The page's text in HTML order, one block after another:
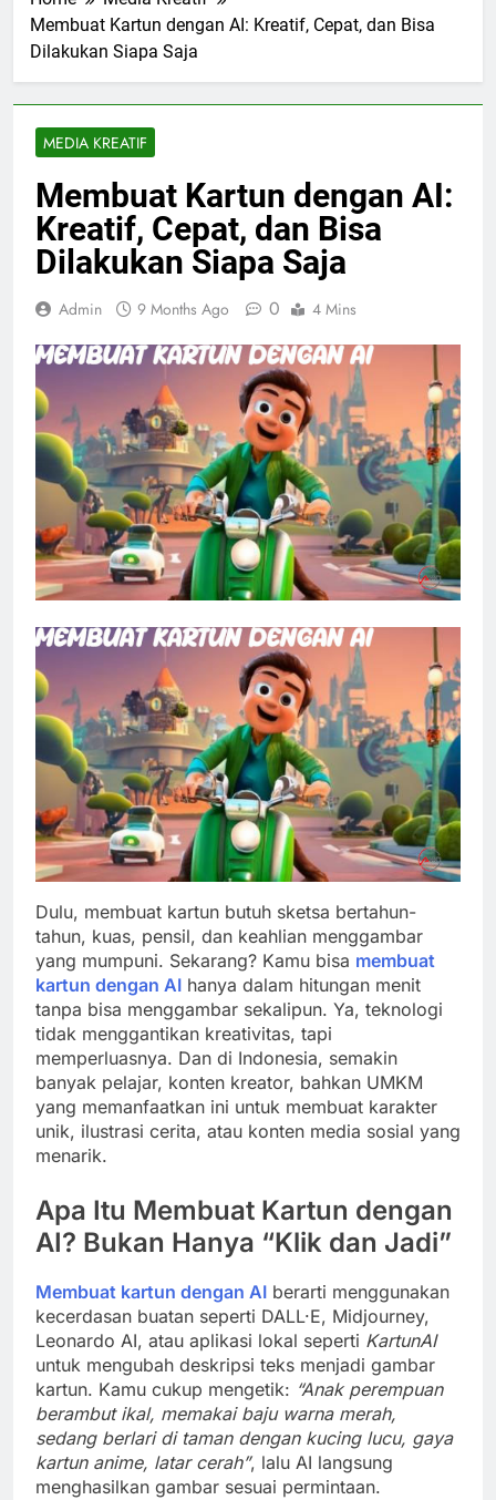
Membuat Kartun dengan AI: Kreatif, Cepat, dan Bisa
Dilakukan Siapa Saja
MEDIA KREATIF
Membuat Kartun dengan AI:
Kreatif, Cepat, dan Bisa
Dilakukan Siapa Saja
Admin 9 Months Ago 0 4 Mins
Dulu, membuat kartun butuh sketsa bertahun-
tahun, kuas, pensil, dan keahlian menggambar
yang mumpuni. Sekarang? Kamu bisa membuat
kartun dengan AI hanya dalam hitungan menit
tanpa bisa menggambar sekalipun. Ya, teknologi
tidak menggantikan kreativitas, tapi
memperluasnya. Dan di Indonesia, semakin
banyak pelajar, konten kreator, bahkan UMKM
yang memanfaatkan ini untuk membuat karakter
unik, ilustrasi cerita, atau konten media sosial yang
menarik.
Apa Itu Membuat Kartun dengan
AI? Bukan Hanya “Klik dan Jadi”
Membuat kartun dengan AI berarti menggunakan
kecerdasan buatan seperti DALL·E, Midjourney,
Leonardo AI, atau aplikasi lokal seperti KartunAI
untuk mengubah deskripsi teks menjadi gambar
kartun. Kamu cukup mengetik: “Anak perempuan
berambut ikal, memakai baju warna merah,
sedang berlari di taman dengan kucing lucu, gaya
kartun anime, latar cerah”, lalu AI langsung
menghasilkan gambar sesuai permintaan.